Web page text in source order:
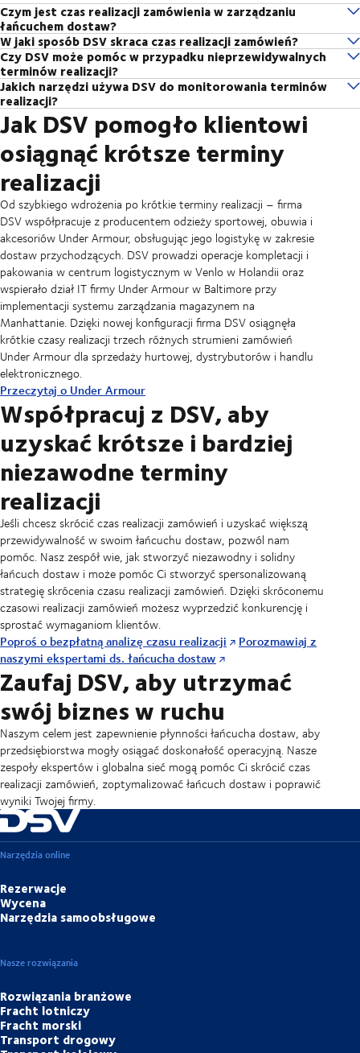
Czym jest czas realizacji zamówienia w zarządzaniu
łańcuchem dostaw?
Czas realizacji w zarządzaniu łańcuchem dostaw to czas upływający od
momentu złożenia zamówienia do momentu jego dostarczenia do
klienta. Obejmuje każdy etap procesu – od pozyskiwania materiałów,
przez produkcję, po transport. Krótsze terminy realizacji zamówień
pozwalają firmom pracować wydajniej, obniżać koszty i dbać o
zadowolenie klientów, zapewniając im terminowe dostawy.
W jaki sposób DSV skraca czas realizacji zamówień?
DSV dysponuje globalną siecią ekspertów, którzy mogą pomóc klientom
w optymalizacji łańcuchów dostaw i skróceniu czasu realizacji
zamówień. Wykorzystują swoją znajomość lokalnego rynku i branży, aby
pokonywać wyzwania i wykazać się dużą zdolnością do adaptacji.
Począwszy od dostosowania tras transportowych, poprzez zapewnienie
większej przejrzystości łańcucha dostaw, aż po dostarczanie cennych
informacji, które można wykorzystać do opracowania właściwej
strategii, mogą one skrócić czas realizacji i zagwarantować większą
przewidywalność w łańcuchu dostaw.
Czy DSV może pomóc w przypadku nieprzewidywalnych
terminów realizacji?
Zdecydowanie! Dzięki wieloletniemu doświadczeniu w zarządzaniu
łańcuchem dostaw wiemy, co trzeba zrobić, aby skrócić czas realizacji
zamówień. Obejmuje to wykorzystanie naszej sieci zaufanych
dostawców do budowania silnych partnerstw, optymalizację tras
transportowych, zarządzanie zapasami oraz stosowanie narzędzi do
śledzenia i monitorowania, aby odzyskać kontrolę nad łańcuchem
dostaw.
Jakich narzędzi używa DSV do monitorowania terminów
realizacji?
DSV oferuje szereg rozwiązań, które pomagają klientom z każdej branży
skrócić czas realizacji zamówień i zapewnić sprawne funkcjonowanie
łańcucha dostaw. Należą do nich usługi DSV Supply Chain Management
(SCM), które zapewniają pełną widoczność łańcucha dostaw – aż do
poziomu SKU. Nasze narzędzia można również dostosować do
indywidualnych potrzeb, aby zapobiegały zakłóceniom i podejmowały
działania poprzez zmianę trasy lub skorzystanie z usług innych
dostawców, co pozwala uniknąć opóźnień i zapewnić terminowość
dostaw.
Jak DSV pomogło klientowi
osiągnąć krótsze terminy
realizacji
Od szybkiego wdrożenia po krótkie terminy realizacji – firma
DSV współpracuje z producentem odzieży sportowej, obuwia i
akcesoriów Under Armour, obsługując jego logistykę w zakresie
dostaw przychodzących. DSV prowadzi operacje kompletacji i
pakowania w centrum logistycznym w Venlo w Holandii oraz
wspierało dział IT firmy Under Armour w Baltimore przy
implementacji systemu zarządzania magazynem na
Manhattanie. Dzięki nowej konfiguracji firma DSV osiągnęła
krótkie czasy realizacji trzech różnych strumieni zamówień
Under Armour dla sprzedaży hurtowej, dystrybutorów i handlu
elektronicznego.
Przeczytaj o Under Armour
Współpracuj z DSV, aby
uzyskać krótsze i bardziej
niezawodne terminy
realizacji
Jeśli chcesz skrócić czas realizacji zamówień i uzyskać większą
przewidywalność w swoim łańcuchu dostaw, pozwól nam
pomóc. Nasz zespół wie, jak stworzyć niezawodny i solidny
łańcuch dostaw i może pomóc Ci stworzyć spersonalizowaną
strategię skrócenia czasu realizacji zamówień. Dzięki skróconemu
czasowi realizacji zamówień możesz wyprzedzić konkurencję i
sprostać wymaganiom klientów.
Poproś o bezpłatną analizę czasu realizacji
Porozmawiaj z
naszymi ekspertami ds. łańcucha dostaw
Zaufaj DSV, aby utrzymać
swój biznes w ruchu
Naszym celem jest zapewnienie płynności łańcucha dostaw, aby
przedsiębiorstwa mogły osiągać doskonałość operacyjną. Nasze
zespoły ekspertów i globalna sieć mogą pomóc Ci skrócić czas
realizacji zamówień, zoptymalizować łańcuch dostaw i poprawić
wyniki Twojej firmy.
Narzędzia online
Rezerwacje
Wycena
Narzędzia samoobsługowe
Nasze rozwiązania
Rozwiązania branżowe
Fracht lotniczy
Fracht morski
Transport drogowy